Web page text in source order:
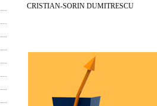
CRISTIAN-SORIN DUMITRESCU